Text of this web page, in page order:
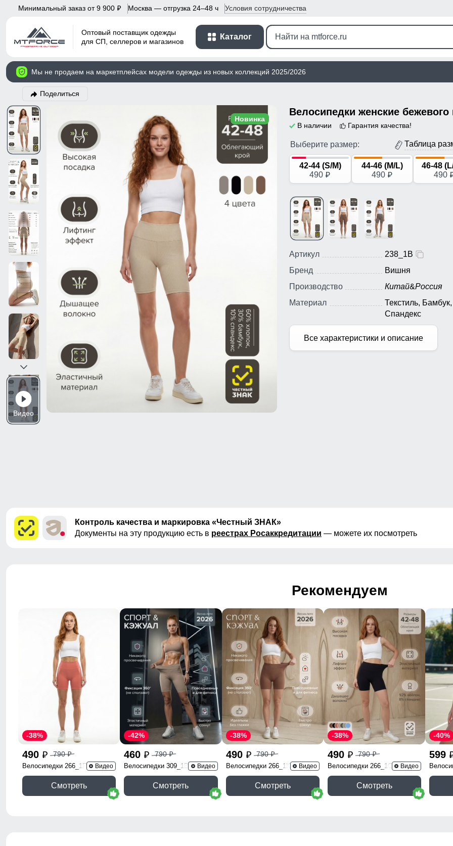
Минимальный заказ от 9 900 p Москва — отгрузка 24–48 ч Условия сотрудничества
Оптовый поставщик одежды
для СП, селлеров и магазинов
Каталог
Мы не продаем на маркетплейсах модели одежды из новых коллекций 2025/2026
Поделиться
Видео
Новинка
В наличии Гарантия качества!
Выберите размер: Таблица
42-44 (S/M)
490 p
44-46 (M/L)
490 p
46-48
490
Артикул
238_1B
Бренд
Вишня
Производство
Китай&Россия
Материал
Текстиль, Бамбук,
Спандекс
Все характеристики и описание
Контроль качества и маркировка «Честный ЗНАК»
Документы на эту продукцию есть в реестрах Росаккредитации — можете их посмотреть
Рекомендуем
490 p 790p
-38%
Велосипедки 266_1R Видео
Смотреть
460 p 790p
-42%
Велосипедки 309_1B Видео
Смотреть
490 p 790p
-38%
Велосипедки 266_1K Видео
Смотреть
490 p 790p
-38%
Велосипедки 266_1Ch Видео
Смотреть
599
-40%